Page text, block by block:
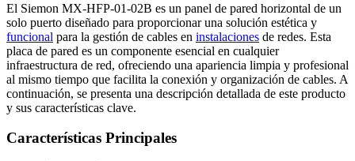
El Siemon MX-HFP-01-02B es un panel de pared horizontal de un
solo puerto diseñado para proporcionar una solución estética y
funcional para la gestión de cables en instalaciones de redes. Esta
placa de pared es un componente esencial en cualquier
infraestructura de red, ofreciendo una apariencia limpia y profesional
al mismo tiempo que facilita la conexión y organización de cables. A
continuación, se presenta una descripción detallada de este producto
y sus características clave.
Características Principales